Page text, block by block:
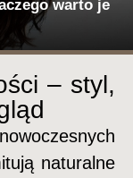
warto je
– styl,
naturalne